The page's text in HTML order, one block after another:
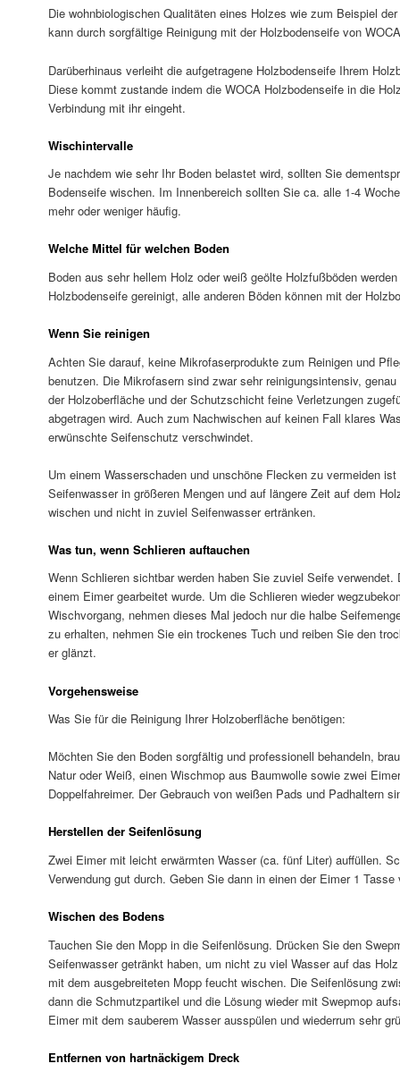
Die wohnbiologischen Qualitäten eines Holzes wie zum Beispiel
kann durch sorgfältige Reinigung mit der Holzbodenseife von
Darüberhinaus verleiht die aufgetragene Holzbodenseife Ihrem
Diese kommt zustande indem die WOCA Holzbodenseife in die
Verbindung mit ihr eingeht.
Wischintervalle
Je nachdem wie sehr Ihr Boden belastet wird, sollten Sie
Bodenseife wischen. Im Innenbereich sollten Sie ca. alle 1-4
mehr oder weniger häufig.
Welche Mittel für welchen Boden
Boden aus sehr hellem Holz oder weiß geölte Holzfußböden
Holzbodenseife gereinigt, alle anderen Böden können mit der
Wenn Sie reinigen
Achten Sie darauf, keine Mikrofaserprodukte zum Reinigen und
benutzen. Die Mikrofasern sind zwar sehr reinigungsintensiv,
der Holzoberfläche und der Schutzschicht feine Verletzungen
abgetragen wird. Auch zum Nachwischen auf keinen Fall klares
erwünschte Seifenschutz verschwindet.
Um einem Wasserschaden und unschöne Flecken zu vermeiden
Seifenwasser in größeren Mengen und auf längere Zeit auf dem
wischen und nicht in zuviel Seifenwasser ertränken.
Was tun, wenn Schlieren auftauchen
Wenn Schlieren sichtbar werden haben Sie zuviel Seife
einem Eimer gearbeitet wurde. Um die Schlieren wieder
Wischvorgang, nehmen dieses Mal jedoch nur die halbe
zu erhalten, nehmen Sie ein trockenes Tuch und reiben Sie den
er glänzt.
Vorgehensweise
Was Sie für die Reinigung Ihrer Holzoberfläche benötigen:
Möchten Sie den Boden sorgfältig und professionell behandeln,
Natur oder Weiß, einen Wischmop aus Baumwolle sowie zwei
Doppelfahreimer. Der Gebrauch von weißen Pads und Padhaltern
Herstellen der Seifenlösung
Zwei Eimer mit leicht erwärmten Wasser (ca. fünf Liter) auffüllen.
Verwendung gut durch. Geben Sie dann in einen der Eimer 1
Wischen des Bodens
Tauchen Sie den Mopp in die Seifenlösung. Drücken Sie den
Seifenwasser getränkt haben, um nicht zu viel Wasser auf das
mit dem ausgebreiteten Mopp feucht wischen. Die Seifenlösung
dann die Schmutzpartikel und die Lösung wieder mit Swepmop
Eimer mit dem sauberem Wasser ausspülen und wiederrum sehr
Entfernen von hartnäckigem Dreck